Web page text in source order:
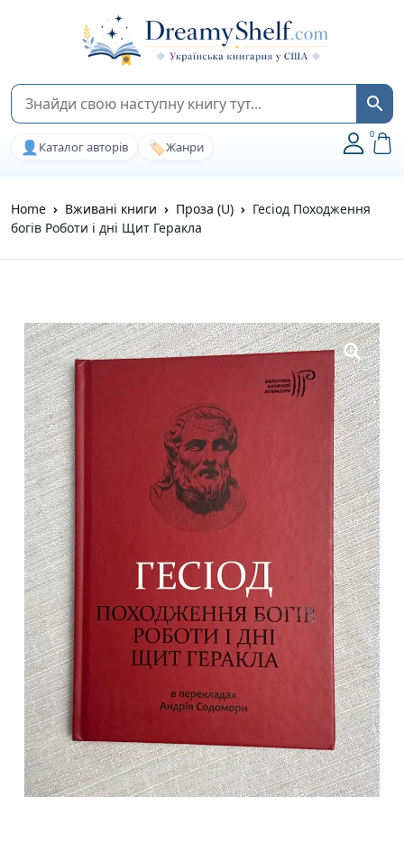
👤 Каталог авторів 🏷️Жанри
0
Home Вживані книги Проза (U)
Гесіод Походження
богів Роботи і дні Щит Геракла